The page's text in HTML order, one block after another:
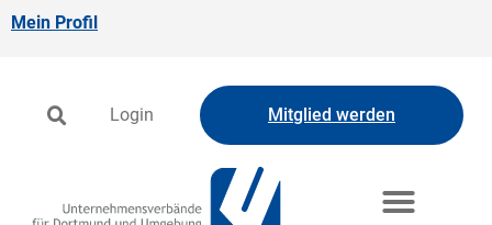
Mein Profil
Login Mitglied werden